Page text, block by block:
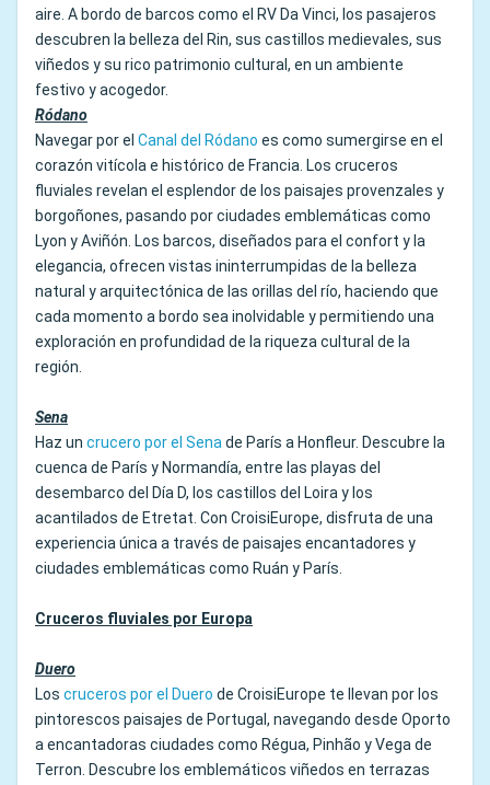
aire. A bordo de barcos como el RV Da Vinci, los pasajeros
descubren la belleza del Rin, sus castillos medievales, sus
viñedos y su rico patrimonio cultural, en un ambiente
festivo y acogedor.
Ródano
Navegar por el Canal del Ródano es como sumergirse en el
corazón vitícola e histórico de Francia. Los cruceros
fluviales revelan el esplendor de los paisajes provenzales y
borgoñones, pasando por ciudades emblemáticas como
Lyon y Aviñón. Los barcos, diseñados para el confort y la
elegancia, ofrecen vistas ininterrumpidas de la belleza
natural y arquitectónica de las orillas del río, haciendo que
cada momento a bordo sea inolvidable y permitiendo una
exploración en profundidad de la riqueza cultural de la
región.
Sena
Haz un crucero por el Senade París a Honfleur. Descubre la
cuenca de París y Normandía, entre las playas del
desembarco del Día D, los castillos del Loira y los
acantilados de Etretat. Con CroisiEurope, disfruta de una
experiencia única a través de paisajes encantadores y
ciudades emblemáticas como Ruán y París.
Cruceros fluviales por Europa
Duero
Los cruceros por el Duero de CroisiEurope te llevan por los
pintorescos paisajes de Portugal, navegando desde Oporto
a encantadoras ciudades como Régua, Pinhão y Vega de
Terron. Descubre los emblemáticos viñedos en terrazas